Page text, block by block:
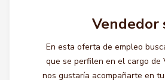
Vendedor
En esta oferta de empleo
que se perfilen en el cargo de
nos gustaría acompañarte en